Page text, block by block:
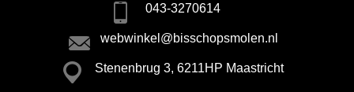
043-3270614
webwinkel@bisschopsmolen.nl
Stenenbrug 3, 6211HP Maastricht